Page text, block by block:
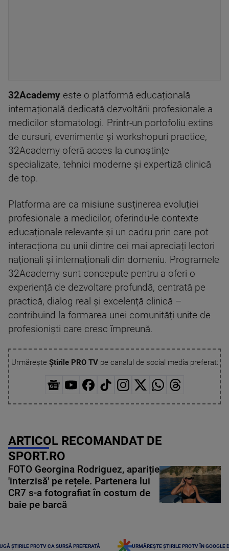
32Academy este o platformă educațională
internațională dedicată dezvoltării profesionale a
medicilor stomatologi. Printr-un portofoliu extins
de cursuri, evenimente și workshopuri practice,
32Academy oferă acces la cunoștințe
specializate, tehnici moderne și expertiză clinică
de top.
Platforma are ca misiune susținerea evoluției
profesionale a medicilor, oferindu-le contexte
educaționale relevante și un cadru prin care pot
interacționa cu unii dintre cei mai apreciați lectori
naționali și internaționali din domeniu. Programele
32Academy sunt concepute pentru a oferi o
experiență de dezvoltare profundă, centrată pe
practică, dialog real și excelență clinică –
contribuind la formarea unei comunități unite de
profesioniști care cresc împreună.
Urmărește Știrile PRO TVpe canalul de social media preferat:
ARTICOL RECOMANDAT DE
SPORT.RO
FOTO Georgina Rodriguez, apariție
'interzisă' pe rețele. Partenera lui
CR7 s-a fotografiat în costum de
baie pe barcă
ȘTIRILE PROTV CA SURSĂ PREFERATĂ URMĂREȘTE ȘTIRILE PROTV ÎN GOOGLE